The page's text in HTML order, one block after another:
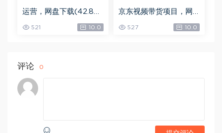
运营，网盘下载(42.84
521 10.0
京东视频带货项目，网
527 10.0
评论 0